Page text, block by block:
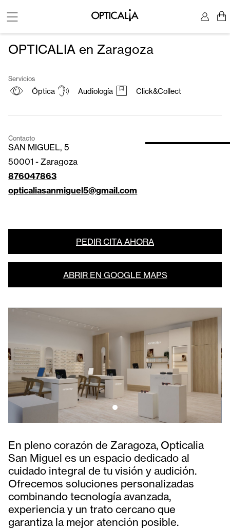
OPTICALIA en Zaragoza
Servicios
Óptica Audiología Click&Collect
Contacto
SAN MIGUEL, 5
50001 -Zaragoza
876047863
opticaliasanmiguel5@gmail.com
PEDIR CITA AHORA
ABRIR EN GOOGLE MAPS
En pleno corazón de Zaragoza, Opticalia
San Miguel es un espacio dedicado al
cuidado integral de tu visión y audición.
Ofrecemos soluciones personalizadas
combinando tecnología avanzada,
experiencia y un trato cercano que
garantiza la mejor atención posible.